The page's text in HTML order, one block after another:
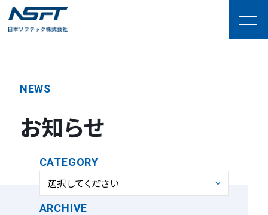
NEWS
お知らせ
CATEGORY
選択してください
ARCHIVE